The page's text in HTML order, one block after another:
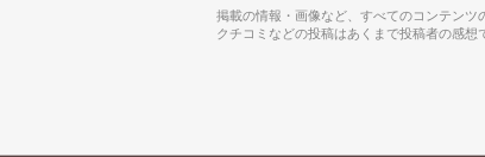
掲載の情報・画像など、すべてのコンテンツ
クチコミなどの投稿はあくまで投稿者の感想